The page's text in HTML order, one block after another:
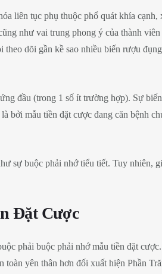
liên tục phụ thuộc phổ quát khía
như vai trung phong ý của thành
dõi gần kề sao nhiều biến rượu
đầu (trong 1 số ít trường hợp). Sự
bởi mẫu tiền đặt cược đang căn bệnh
sự buộc phải nhớ tiểu tiết. Tuy nhiên,
Đặt Cược
phải buộc phải nhớ mẫu tiền đặt
yên thân hơn đối xuất hiện Phần